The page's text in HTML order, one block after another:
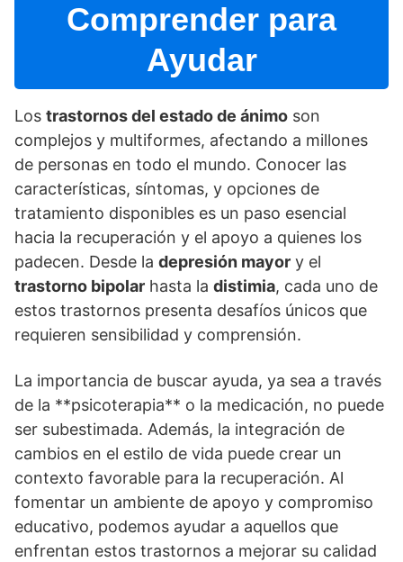
Comprender para
Ayudar
Los trastornos del estado de ánimo son
complejos y multiformes, afectando a millones
de personas en todo el mundo. Conocer las
caracterí­sticas, sí­ntomas, y opciones de
tratamiento disponibles es un paso esencial
hacia la recuperación y el apoyo a quienes los
padecen. Desde la depresión mayor y el
trastorno bipolar hasta la distimia, cada uno de
estos trastornos presenta desafí­os únicos que
requieren sensibilidad y comprensión.
La importancia de buscar ayuda, ya sea a través
de la **psicoterapia** o la medicación, no puede
ser subestimada. Además, la integración de
cambios en el estilo de vida puede crear un
contexto favorable para la recuperación. Al
fomentar un ambiente de apoyo y compromiso
educativo, podemos ayudar a aquellos que
enfrentan estos trastornos a mejorar su calidad